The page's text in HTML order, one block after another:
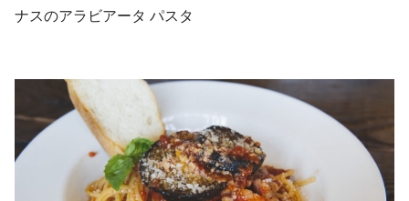
ナスのアラビアータ パスタ